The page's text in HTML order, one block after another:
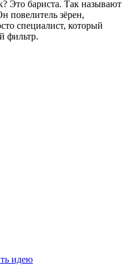
Это бариста. Так называют
повелитель зёрен,
специалист, который
фильтр.
идею